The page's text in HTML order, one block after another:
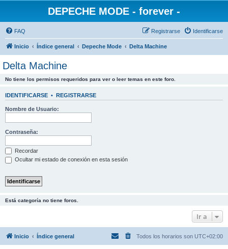
DEPECHE MODE - forever -
FAQ Identificarse
Registrarse
Inicio Índice general Depeche Mode Delta Machine
Delta Machine
No tiene los permisos requeridos para ver o leer temas en este foro.
IDENTIFICARSE • REGISTRARSE
Nombre de Usuario:
Contraseña:
Recordar
Ocultar mi estado de conexión en esta sesión
Está categoría no tiene foros.
Ir a
Inicio Índice general Todos los horarios son UTC+02:00